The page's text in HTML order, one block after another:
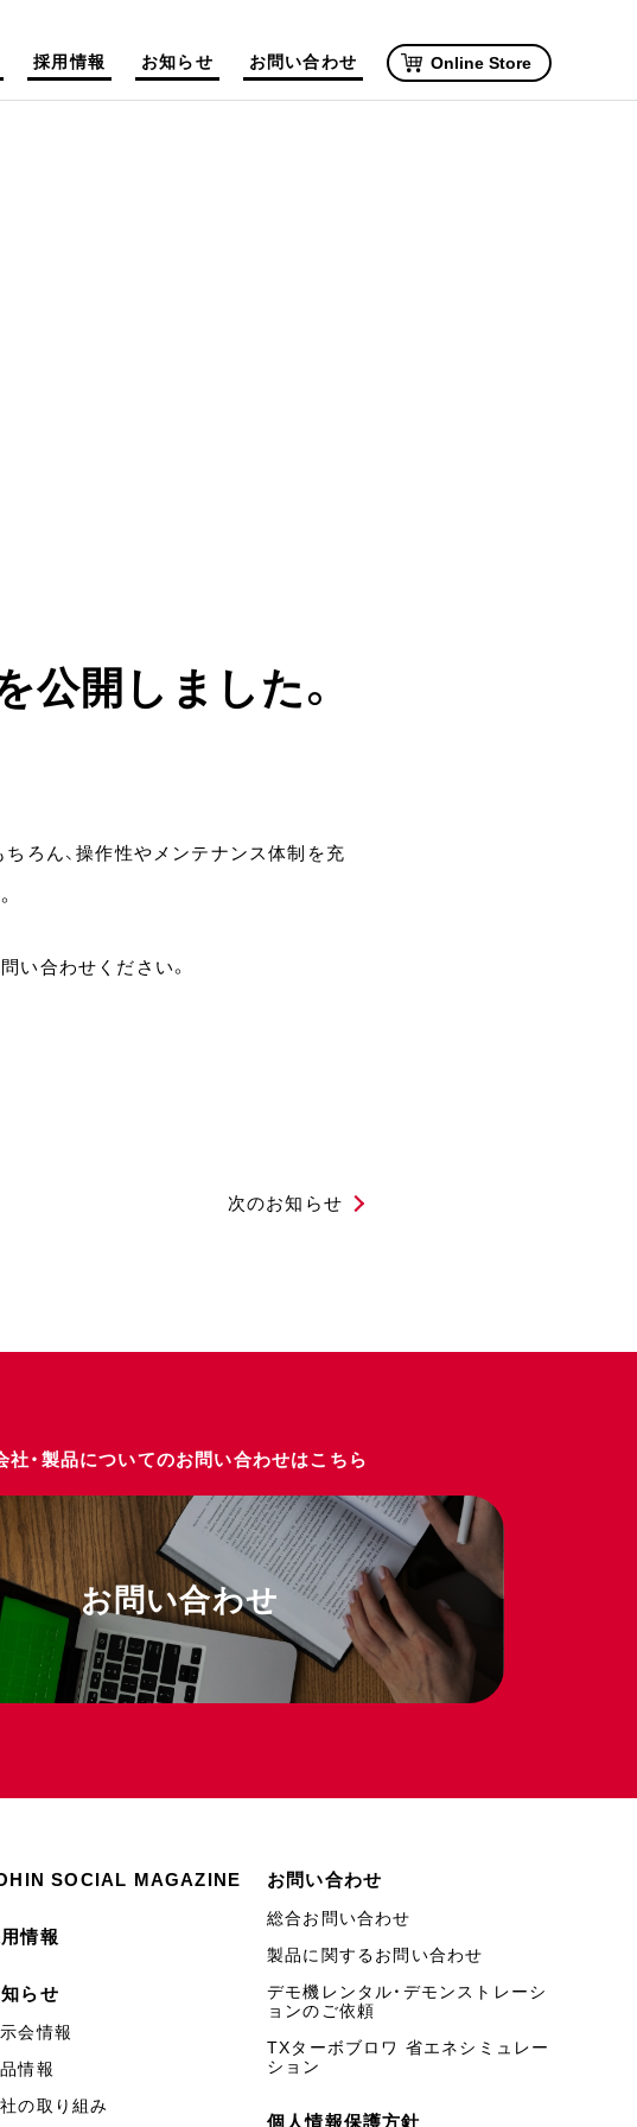
採用情報 お知らせ お問い合わせ Online Store
開しました。
ろん、操作性やメンテナンス体制を充
い合わせください。
次のお知らせ
社・製品についてのお問い合わせはこちら
お問い合わせ
SOCIAL MAGAZINE
情報
らせ
会情報
情報
の取り組み
お問い合わせ
総合お問い合わせ
製品に関するお問い合わせ
デモ機レンタル・デモンストレーシ
ョンのご依頼
TXターボブロワ 省エネシミュレー
ション
個人情報保護方針